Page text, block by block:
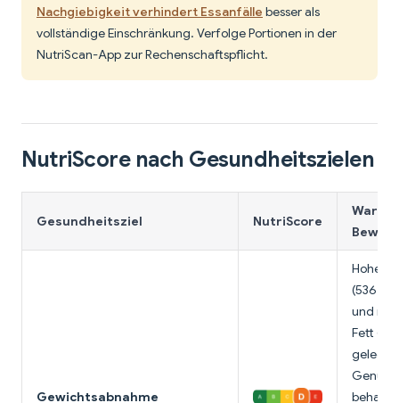
Nachgiebigkeit verhindert Essanfälle besser als
vollständige Einschränkung. Verfolge Portionen in der
NutriScan-App zur Rechenschaftspflicht.
NutriScore nach Gesundheitszielen
Gesundheitsziel NutriScore
Gewichtsabnahme
Hohe
(536
und
Fett
Genuss